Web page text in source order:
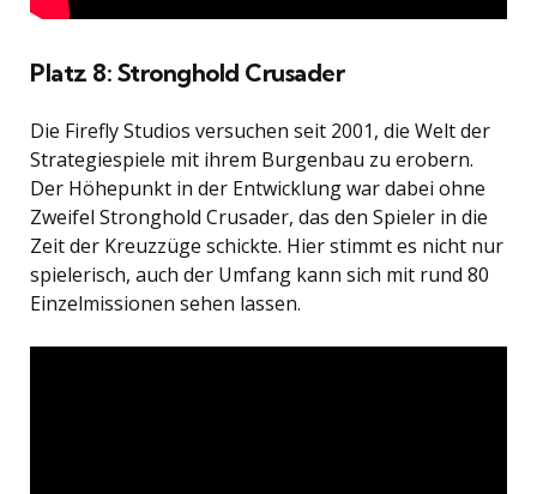
Platz 8: Stronghold Crusader
Die Firefly Studios versuchen seit 2001, die Welt der
Strategiespiele mit ihrem Burgenbau zu erobern.
Der Höhepunkt in der Entwicklung war dabei ohne
Zweifel Stronghold Crusader, das den Spieler in die
Zeit der Kreuzzüge schickte. Hier stimmt es nicht nur
spielerisch, auch der Umfang kann sich mit rund 80
Einzelmissionen sehen lassen.